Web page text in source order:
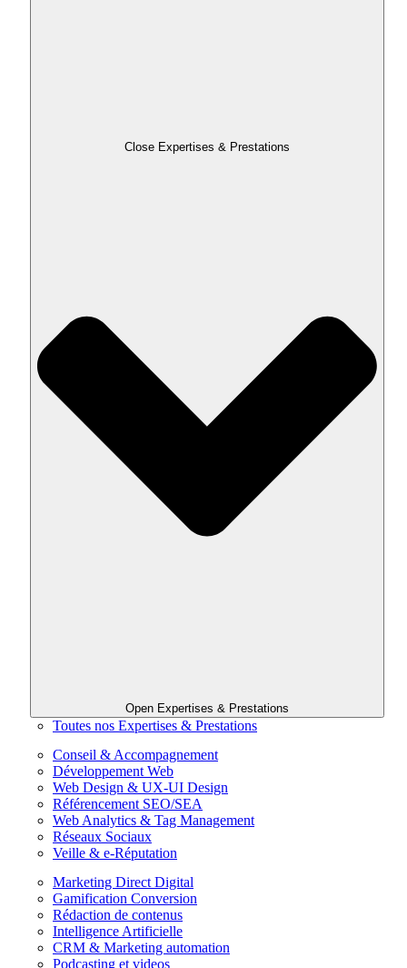
Close Expertises & Prestations
Open Expertises & Prestations
Toutes nos Expertises & Prestations
Conseil & Accompagnement
Développement Web
Web Design & UX-UI Design
Référencement SEO/SEA
Web Analytics & Tag Management
Réseaux Sociaux
Veille & e-Réputation
Marketing Direct Digital
Gamification Conversion
Rédaction de contenus
Intelligence Artificielle
CRM & Marketing automation
Podcasting et videos